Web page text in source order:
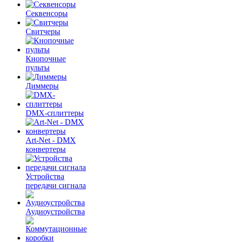
Секвенсоры
Свитчеры
Кнопочные
пульты
Диммеры
DMX-сплиттеры
Art-Net - DMX
конвертеры
Устройства
передачи сигнала
Аудиоустройства